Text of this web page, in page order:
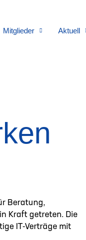
Mitglieder Aktuell
Beratung,
Kraft getreten. Die
IT-Verträge mit